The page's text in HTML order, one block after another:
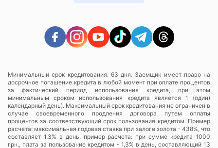
Минимальный срок кредитования: 63 дня. Заемщик имеет право на
досрочное погашение кредита в любой момент при оплате процентов
за фактический период использования кредита, при этом
минимальным сроком использования кредита является 1 (один)
календарный день). Максимальный срок кредитования не ограничен в
случае своевременного продления договора путем оплаты
процентов за соответствующий срок пользования кредитом. Пример
расчета: максимальная годовая ставка при залоге золота - 438%, что
составляет 1,3% в день, пример расчета: при сумме кредита 1000
грн., плата за пользование кредитом - 1,3% в день, составляющий 13